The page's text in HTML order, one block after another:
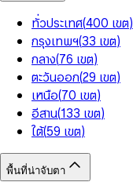
ทั่วประเทศ(400 เขต)
กรุงเทพฯ(33 เขต)
กลาง(76 เขต)
ตะวันออก(29 เขต)
เหนือ(70 เขต)
อีสาน(133 เขต)
ใต้(59 เขต)
พื้นที่น่าจับตา